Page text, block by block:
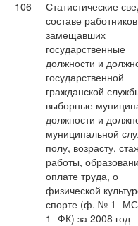
106
Статистические
составе
замещавших
государственные
должности и
государственной
гражданской
выборные
должности и
муниципальной
полу, возрасту,
работы,
оплате труда, о
физической
спорте (ф. № 1-
1- ФК) за 2008 год